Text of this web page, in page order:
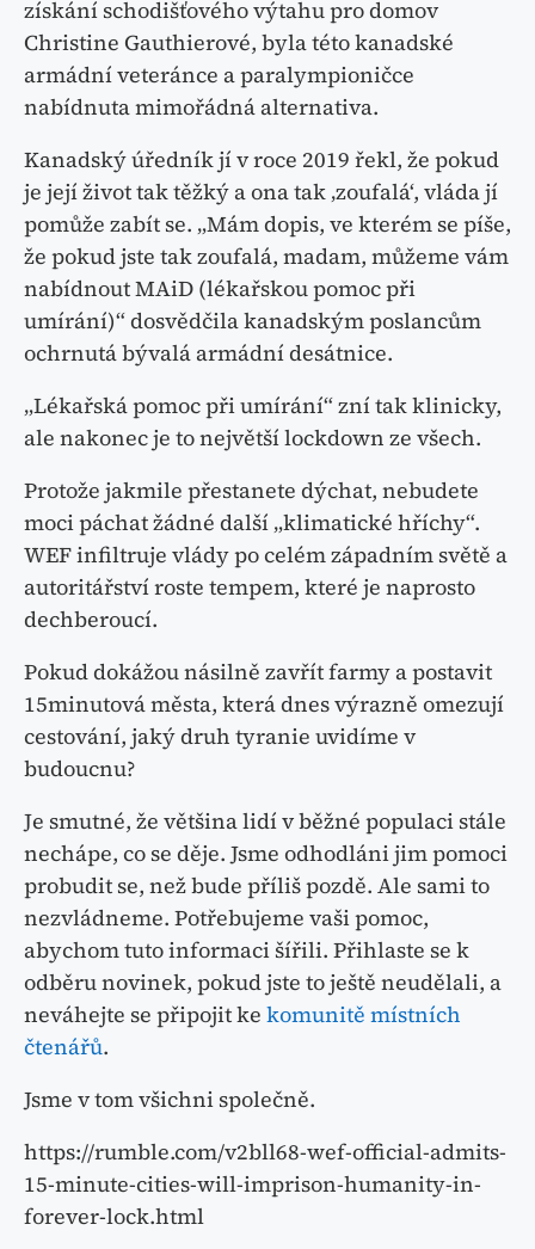
získání schodišťového výtahu pro domov
Christine Gauthierové, byla této kanadské
armádní veteránce a paralympioničce
nabídnuta mimořádná alternativa.
Kanadský úředník jí v roce 2019 řekl, že pokud
je její život tak těžký a ona tak ‚zoufalá‘, vláda jí
pomůže zabít se. „Mám dopis, ve kterém se píše,
že pokud jste tak zoufalá, madam, můžeme vám
nabídnout MAiD (lékařskou pomoc při
umírání)“ dosvědčila kanadským poslancům
ochrnutá bývalá armádní desátnice.
„Lékařská pomoc při umírání“ zní tak klinicky,
ale nakonec je to největší lockdown ze všech.
Protože jakmile přestanete dýchat, nebudete
moci páchat žádné další „klimatické hříchy“.
WEF infiltruje vlády po celém západním světě a
autoritářství roste tempem, které je naprosto
dechberoucí.
Pokud dokážou násilně zavřít farmy a postavit
15minutová města, která dnes výrazně omezují
cestování, jaký druh tyranie uvidíme v
budoucnu?
Je smutné, že většina lidí v běžné populaci stále
nechápe, co se děje. Jsme odhodláni jim pomoci
probudit se, než bude příliš pozdě. Ale sami to
nezvládneme. Potřebujeme vaši pomoc,
abychom tuto informaci šířili. Přihlaste se k
odběru novinek, pokud jste to ještě neudělali, a
neváhejte se připojit ke komunitě místních
čtenářů.
Jsme v tom všichni společně.
https://rumble.com/v2bll68-wef-official-admits-
15-minute-cities-will-imprison-humanity-in-
forever-lock.html